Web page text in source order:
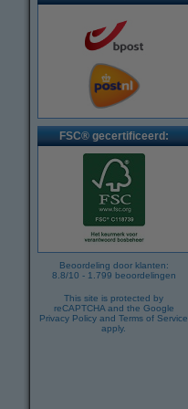
FSC® gecertificeerd:
Beoordeling door klanten:
8.8/10 - 1.799 beoordelingen
This site is protected by
reCAPTCHA and the Google
Privacy Policy and Terms of Service
apply.